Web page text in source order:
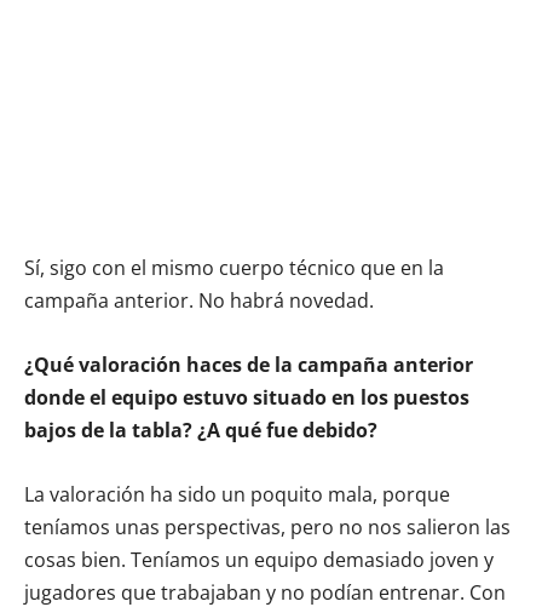
Sí, sigo con el mismo cuerpo técnico que en la
campaña anterior. No habrá novedad.
¿Qué valoración haces de la campaña anterior
donde el equipo estuvo situado en los puestos
bajos de la tabla? ¿A qué fue debido?
La valoración ha sido un poquito mala, porque
teníamos unas perspectivas, pero no nos salieron las
cosas bien. Teníamos un equipo demasiado joven y
jugadores que trabajaban y no podían entrenar. Con